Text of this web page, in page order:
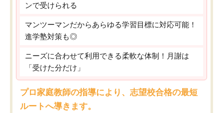
ンで受けられる
マンツーマンだからあらゆる学習目標に対応可能！
進学塾対策も◎
ニーズに合わせて利用できる柔軟な体制！月謝は
「受けた分だけ」
プロ家庭教師の指導により、志望校合格の最短
ルートへ導きます。